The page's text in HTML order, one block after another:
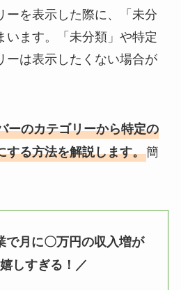
を表示した際に、
「未分
います。「未分類」や特定
ーは表示したくない場合が
ーのカテゴリーから特定の
する方法を解説します。簡
で月に〇万円の収入増が
しすぎる！／